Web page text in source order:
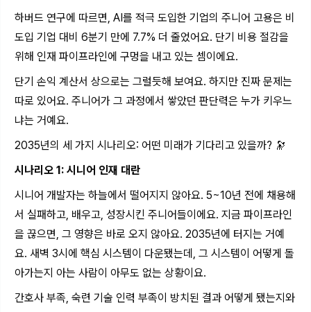
하버드 연구에 따르면, AI를 적극 도입한 기업의 주니어 고용은 비
도입 기업 대비 6분기 만에 7.7% 더 줄었어요. 단기 비용 절감을
위해 인재 파이프라인에 구멍을 내고 있는 셈이에요.
단기 손익 계산서 상으로는 그럴듯해 보여요. 하지만 진짜 문제는
따로 있어요. 주니어가 그 과정에서 쌓았던 판단력은 누가 키우느
냐는 거예요.
2035년의 세 가지 시나리오: 어떤 미래가 기다리고 있을까? 🔭
시나리오 1: 시니어 인재 대란
시니어 개발자는 하늘에서 떨어지지 않아요. 5~10년 전에 채용해
서 실패하고, 배우고, 성장시킨 주니어들이에요. 지금 파이프라인
을 끊으면, 그 영향은 바로 오지 않아요. 2035년에 터지는 거예
요. 새벽 3시에 핵심 시스템이 다운됐는데, 그 시스템이 어떻게 돌
아가는지 아는 사람이 아무도 없는 상황이요.
간호사 부족, 숙련 기술 인력 부족이 방치된 결과 어떻게 됐는지와